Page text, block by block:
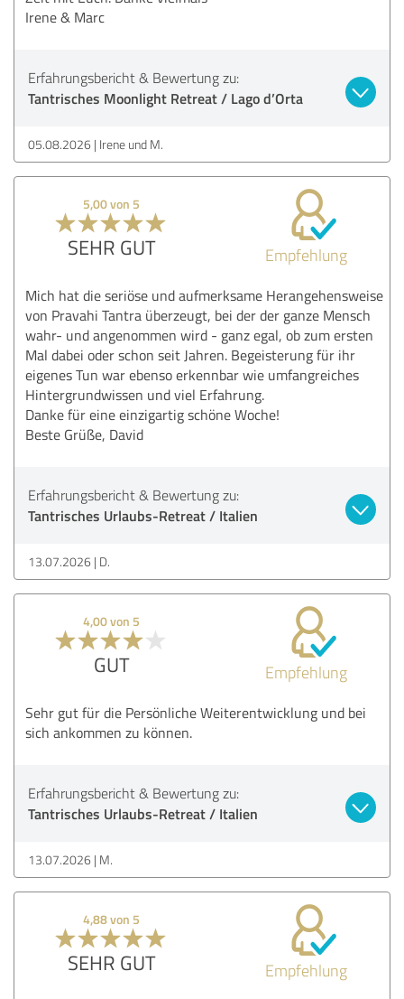
Irene & Marc
Erfahrungsbericht & Bewertung zu:
Tantrisches Moonlight Retreat / Lago d’Orta
05.08.2026 Irene und M.
5,00 von 5
SEHR GUT Empfehlung
Mich hat die seriöse und aufmerksame Herangehensweise
von Pravahi Tantra überzeugt, bei der der ganze Mensch
wahr- und angenommen wird - ganz egal, ob zum ersten
Mal dabei oder schon seit Jahren. Begeisterung für ihr
eigenes Tun war ebenso erkennbar wie umfangreiches
Hintergrundwissen und viel Erfahrung.
Danke für eine einzigartig schöne Woche!
Beste Grüße, David
Erfahrungsbericht & Bewertung zu:
Tantrisches Urlaubs-Retreat / Italien
13.07.2026 D.
4,00 von 5
GUT Empfehlung
Sehr gut für die Persönliche Weiterentwicklung und bei
sich ankommen zu können.
Erfahrungsbericht & Bewertung zu:
Tantrisches Urlaubs-Retreat / Italien
13.07.2026 M.
4,88 von 5
SEHR GUT Empfehlung